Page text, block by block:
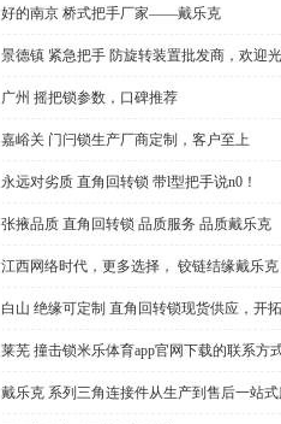
好的南京 桥式把手厂家——戴乐克
景德镇 紧急把手 防旋转装置批发商，欢迎
广州 摇把锁参数，口碑推荐
嘉峪关 门闩锁生产厂商定制，客户至上
永远对劣质 直角回转锁 带l型把手说n0！
张掖品质 直角回转锁 品质服务 品质戴乐克
江西网络时代，更多选择， 铰链结缘戴乐克
白山 绝缘可定制 直角回转锁现货供应，开
莱芜 撞击锁米乐体育app官网下载的联系方
戴乐克 系列三角连接件从生产到售后一站